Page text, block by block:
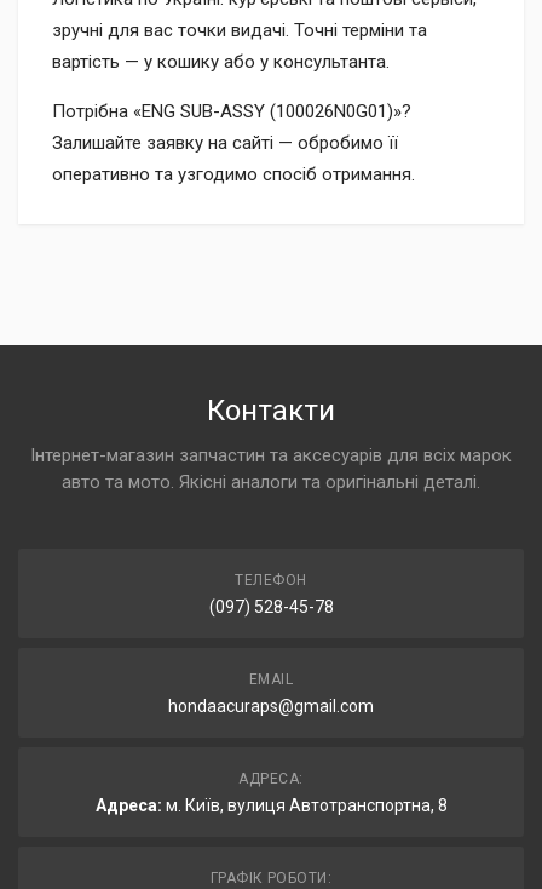
зручні для вас точки видачі. Точні терміни та
вартість — у кошику або у консультанта.
Потрібна «ENG SUB-ASSY (100026N0G01)»?
Залишайте заявку на сайті — обробимо її
оперативно та узгодимо спосіб отримання.
Контакти
Інтернет-магазин запчастин та аксесуарів для всіх марок
авто та мото. Якісні аналоги та оригінальні деталі.
ТЕЛЕФОН
(097) 528-45-78
EMAIL
hondaacuraps@gmail.com
АДРЕСА:
Адреса: м. Київ, вулиця Автотранспортна, 8
ГРАФІК РОБОТИ: